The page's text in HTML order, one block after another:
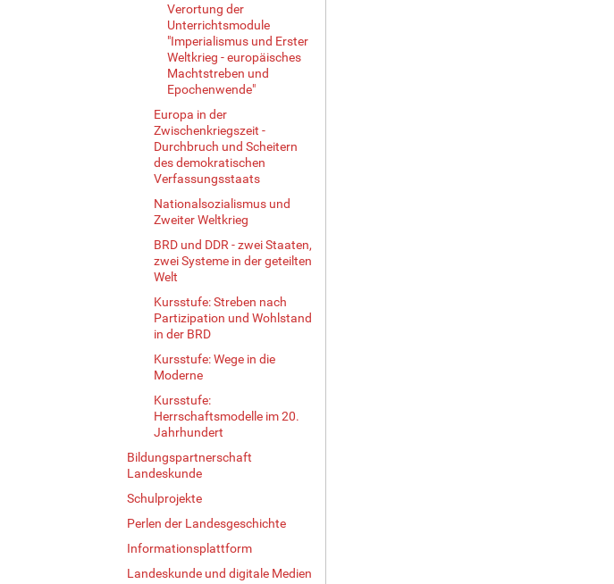
Verortung der
Unterrichtsmodule
"Imperialismus und Erster
Weltkrieg - europäisches
Machtstreben und
Epochenwende"
Europa in der
Zwischenkriegszeit -
Durchbruch und Scheitern
des demokratischen
Verfassungsstaats
Nationalsozialismus und
Zweiter Weltkrieg
BRD und DDR - zwei Staaten,
zwei Systeme in der geteilten
Welt
Kursstufe: Streben nach
Partizipation und Wohlstand
in der BRD
Kursstufe: Wege in die
Moderne
Kursstufe:
Herrschaftsmodelle im 20.
Jahrhundert
Bildungspartnerschaft
Landeskunde
Schulprojekte
Perlen der Landesgeschichte
Informationsplattform
Landeskunde und digitale Medien